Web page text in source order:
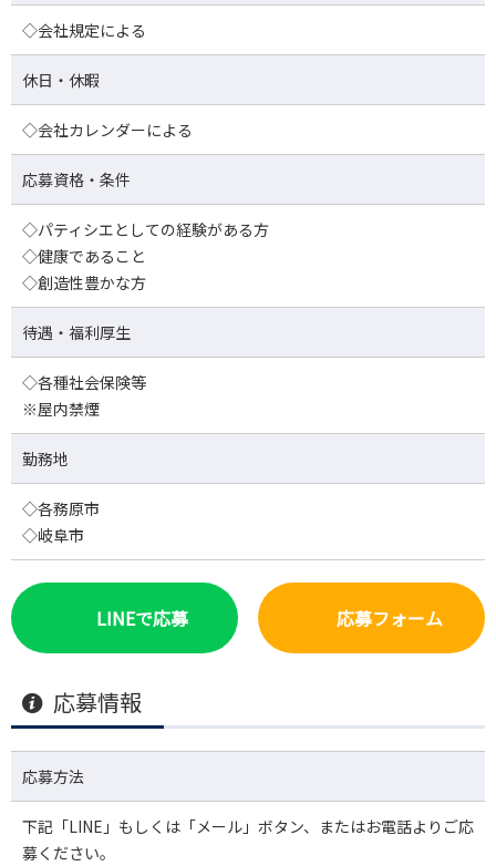
◇会社規定による
休日・休暇
◇会社カレンダーによる
応募資格・条件
◇パティシエとしての経験がある方
◇健康であること
◇創造性豊かな方
待遇・福利厚生
◇各種社会保険等
※屋内禁煙
勤務地
◇各務原市
◇岐阜市
LINEで応募 応募フォーム
応募情報
応募方法
下記「LINE」もしくは「メール」ボタン、またはお電話よりご応
募ください。